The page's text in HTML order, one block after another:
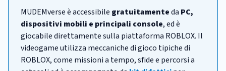
MUDEMverse è accessibile gratuitamenteda PC,
dispositivi mobili e principali console, ed è
giocabile direttamente sulla piattaforma ROBLOX. Il
videogame utilizza meccaniche di gioco tipiche di
ROBLOX, come missioni a tempo, sfide e percorsi a